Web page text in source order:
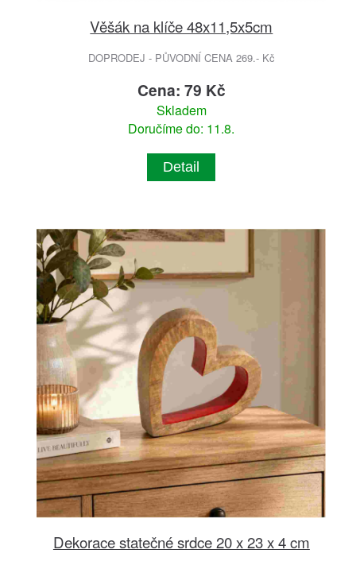
Věšák na klíče 48x11,5x5cm
DOPRODEJ - PŮVODNÍ CENA 269.- Kč
Cena: 79 Kč
Skladem
Doručíme do: 11.8.
Detail
Dekorace statečné srdce 20 x 23 x 4 cm